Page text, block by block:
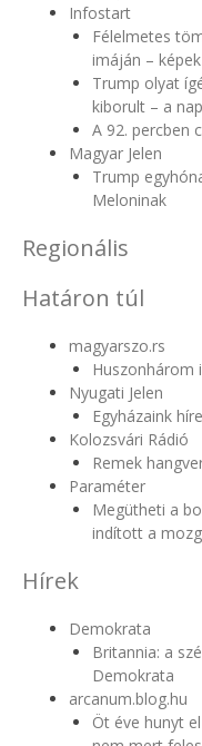
Infostart
Félelmetes
imáján – képek
Trump olyat
kiborult – a
A 92. percben
Magyar Jelen
Trump
Meloninak
Regionális
Határon túl
magyarszo.rs
Huszonhárom
Nyugati Jelen
Egyházaink
Kolozsvári Rádió
Remek
Paraméter
Megütheti a
indított a
Hírek
Demokrata
Britannia: a
Demokrata
arcanum.blog.hu
Öt éve hunyt